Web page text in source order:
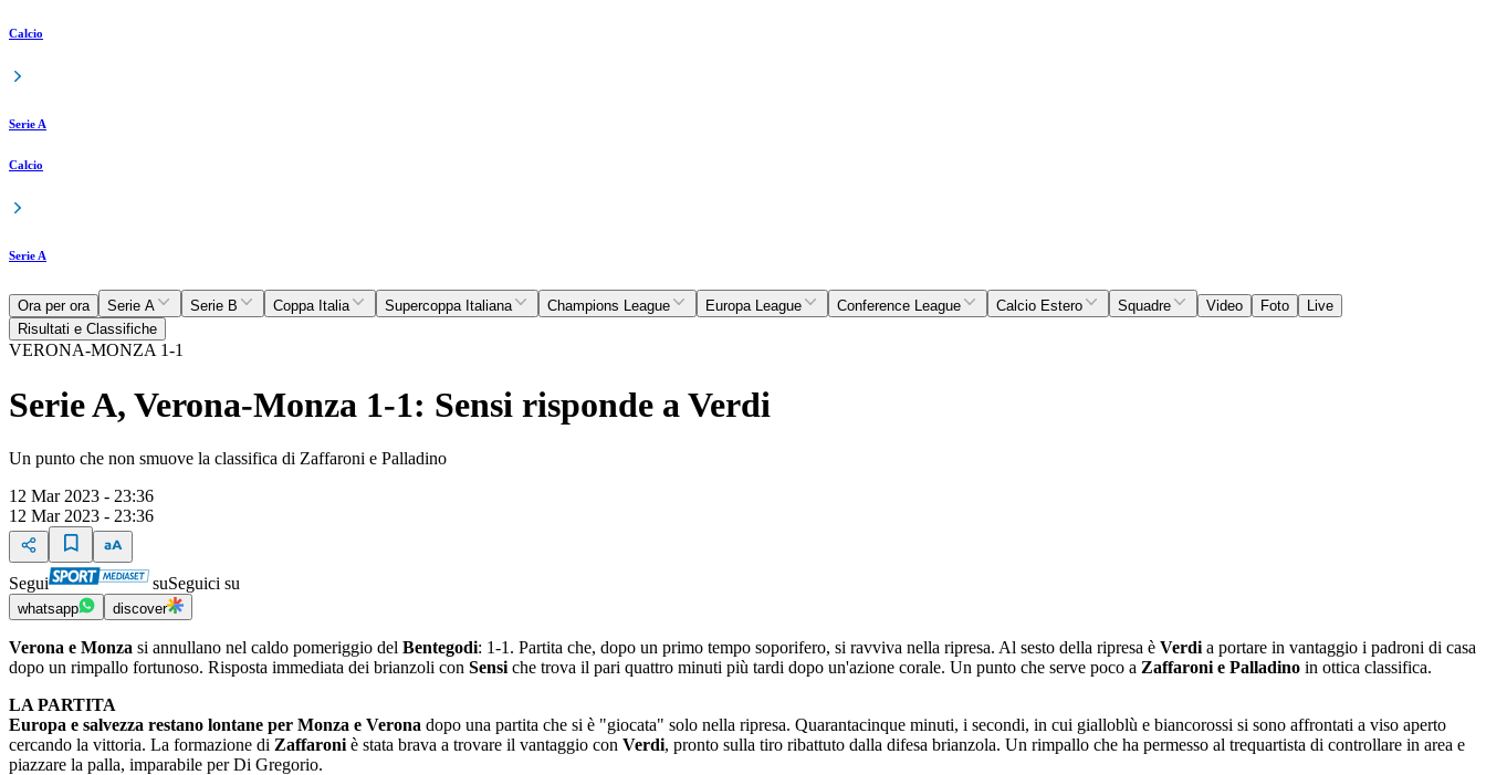
Calcio
Serie A
Calcio
Serie A
Ora per ora Serie A Serie B Coppa Italia Supercoppa Italiana Champions League Europa League Conference League Calcio Estero Squadre Video Foto
Live
Risultati e Classifiche
VERONA-MONZA 1-1
Serie A, Verona-Monza 1-1: Sensi risponde a Verdi
Un punto che non smuove la classifica di Zaffaroni e Palladino
12 Mar 2023 - 23:36
12 Mar 2023 - 23:36
Segui suSeguici su
whatsapp discover
Verona e Monza si annullano nel caldo pomeriggio del Bentegodi: 1-1. Partita che, dopo un primo tempo soporifero, si ravviva nella ripresa. Al sesto della ripresa è Verdi a portare in vantaggio i padroni di casa
dopo un rimpallo fortunoso. Risposta immediata dei brianzoli con Sensi che trova il pari quattro minuti più tardi dopo un'azione corale. Un punto che serve poco a Zaffaroni e Palladino in ottica classifica.
LA PARTITA
Europa e salvezza restano lontane per Monza e Verona dopo una partita che si è "giocata" solo nella ripresa. Quarantacinque minuti, i secondi, in cui gialloblù e biancorossi si sono affrontati a viso aperto
cercando la vittoria. La formazione di Zaffaroni è stata brava a trovare il vantaggio con Verdi, pronto sulla tiro ribattuto dalla difesa brianzola. Un rimpallo che ha permesso al trequartista di controllare in area e
piazzare la palla, imparabile per Di Gregorio.